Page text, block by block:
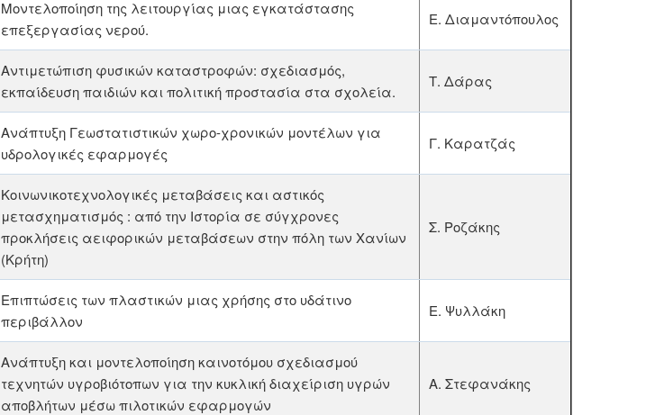
Μοντελοποίηση της λειτουργίας μιας εγκατάστασης
επεξεργασίας νερού.
Ε. Διαμαντόπουλος
Αντιμετώπιση φυσικών καταστροφών: σχεδιασμός,
εκπαίδευση παιδιών και πολιτική προστασία στα σχολεία.
Τ. Δάρας
Ανάπτυξη Γεωστατιστικών χωρο-χρονικών μοντέλων για
υδρολογικές εφαρμογές
Γ. Καρατζάς
Κοινωνικοτεχνολογικές μεταβάσεις και αστικός
μετασχηματισμός : από την Ιστορία σε σύγχρονες
προκλήσεις αειφορικών μεταβάσεων στην πόλη των Χανίων
(Κρήτη)
Σ. Ροζάκης
Επιπτώσεις των πλαστικών μιας χρήσης στο υδάτινο
περιβάλλον
Ε. Ψυλλάκη
Ανάπτυξη και μοντελοποίηση καινοτόμου σχεδιασμού
τεχνητών υγροβιότοπων για την κυκλική διαχείριση υγρών
αποβλήτων μέσω πιλοτικών εφαρμογών
Α. Στεφανάκης